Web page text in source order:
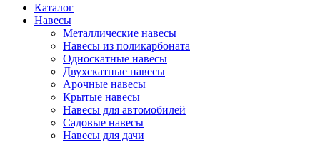
Каталог
Навесы
Металлические навесы
Навесы из поликарбоната
Односкатные навесы
Двухскатные навесы
Арочные навесы
Крытые навесы
Навесы для автомобилей
Садовые навесы
Навесы для дачи